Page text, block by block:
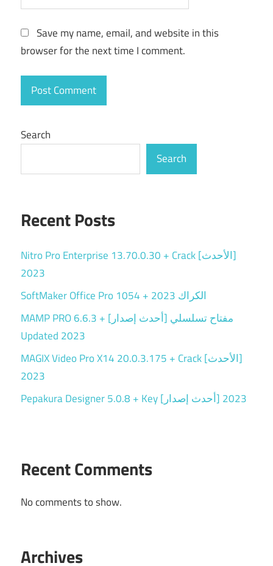
Save my name, email, and website in this
browser for the next time I comment.
Search
Search
Recent Posts
Nitro Pro Enterprise 13.70.0.30 + Crack [الأحدث]
2023
SoftMaker Office Pro 1054 + الكراك 2023
MAMP PRO 6.6.3 + مفتاح تسلسلي [أحدث إصدار]
Updated 2023
MAGIX Video Pro X14 20.0.3.175 + Crack [الأحدث]
2023
Pepakura Designer 5.0.8 + Key [أحدث إصدار] 2023
Recent Comments
No comments to show.
Archives